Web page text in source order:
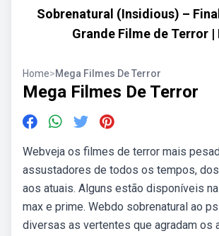
Sobrenatural (Insidious) –
Grande Filme de Terror |
Home>Mega Filmes De Terror
Mega Filmes De Terror
Webveja os filmes de terror mais
assustadores de todos os tempos,
aos atuais. Alguns estão disponíveis
max e prime. Webdo sobrenatural ao
diversas as vertentes que agradam os